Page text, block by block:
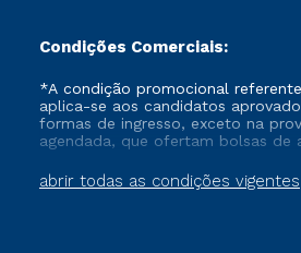
Condições Comerciais:
abrir todas as condições vigentes
*A condição promocional
aplica-se aos candidatos
formas de ingresso, exceto na
agendada, que ofertam bolsas de
que ainda não tenham efetivado e/
cancelado ou trancado sua